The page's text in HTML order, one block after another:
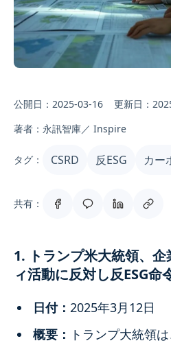
公開日：2025-03-16 更新日：
著者：永訊智庫／ Inspire
タグ： CSRD 反ESG カー
共有：
1. トランプ米大統領、
ィ活動に反対し反ESG命
日付： 2025年3月12日
概要： トランプ大統領